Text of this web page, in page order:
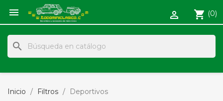
 shopping_cart (0)

search
Inicio Filtros Deportivos